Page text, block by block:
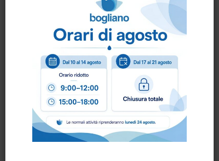
Come ordinare?
Puoi ordinare chiamando al 0172 478161oppure
scrivendo una mail a info@bogliano.it.
Per ogni informazione siamo a disposizione.